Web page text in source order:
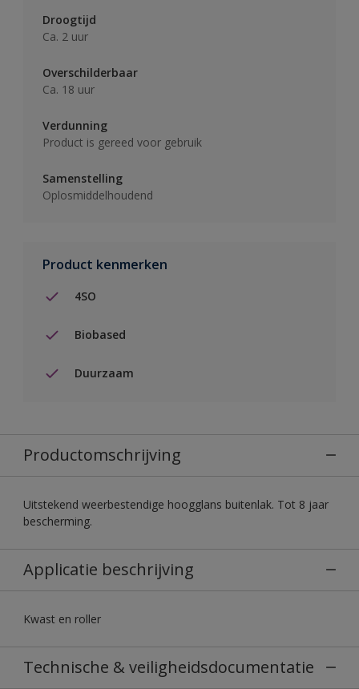
Droogtijd
Ca. 2 uur
Overschilderbaar
Ca. 18 uur
Verdunning
Product is gereed voor gebruik
Samenstelling
Oplosmiddelhoudend
Product kenmerken
4SO
Biobased
Duurzaam
Productomschrijving
Uitstekend weerbestendige hoogglans buitenlak. Tot 8 jaar
bescherming.
Applicatie beschrijving
Kwast en roller
Technische & veiligheidsdocumentatie